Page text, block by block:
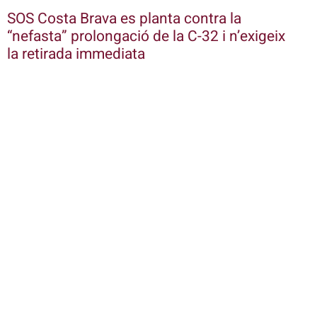
SOS Costa Brava es planta contra la
“nefasta” prolongació de la C-32 i n’exigeix
la retirada immediata